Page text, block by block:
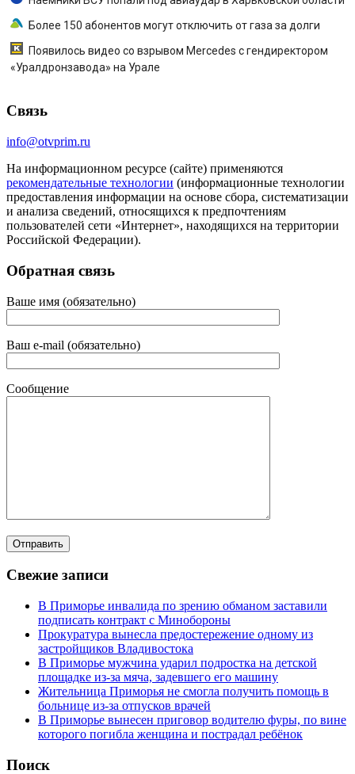
Более 150 абонентов могут отключить от газа за долги
Появилось видео со взрывом Mercedes с гендиректором
«Уралдронзавода» на Урале
Связь
info@otvprim.ru
На информационном ресурсе (сайте) применяются
рекомендательные технологии (информационные технологии
предоставления информации на основе сбора, систематизации
и анализа сведений, относящихся к предпочтениям
пользователей сети «Интернет», находящихся на территории
Российской Федерации).
Обратная связь
Ваше имя (обязательно)
Ваш e-mail (обязательно)
Сообщение
Свежие записи
В Приморье инвалида по зрению обманом заставили
подписать контракт с Минобороны
Прокуратура вынесла предостережение одному из
застройщиков Владивостока
В Приморье мужчина ударил подростка на детской
площадке из-за мяча, задевшего его машину
Жительница Приморья не смогла получить помощь в
больнице из-за отпусков врачей
В Приморье вынесен приговор водителю фуры, по вине
которого погибла женщина и пострадал ребёнок
Поиск